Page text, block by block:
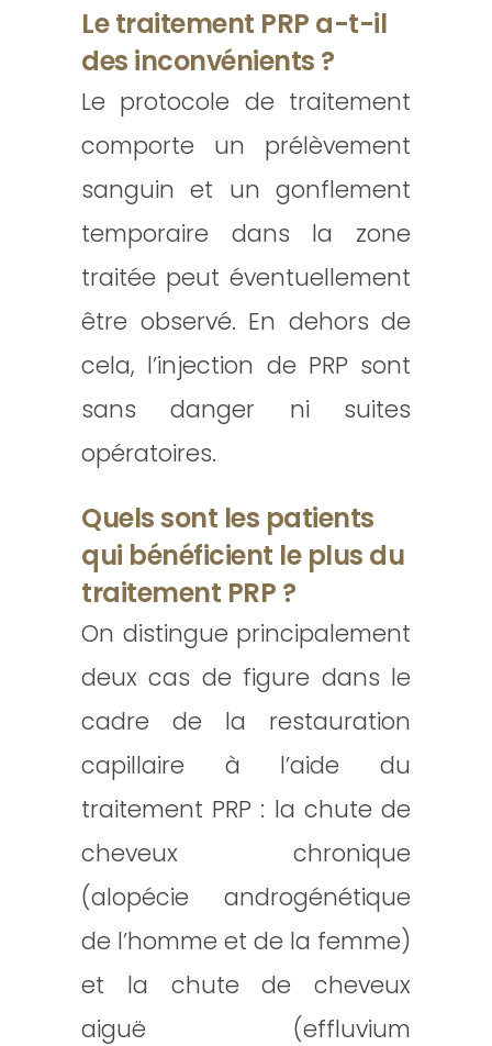
Le traitement PRP a-t-il
des inconvénients ?
Le protocole de traitement
comporte un prélèvement
sanguin et un gonflement
temporaire dans la zone
traitée peut éventuellement
être observé. En dehors de
cela, l’injection de PRP sont
sans danger ni suites
opératoires.
Quels sont les patients
qui bénéficient le plus du
traitement PRP ?
On distingue principalement
deux cas de figure dans le
cadre de la restauration
capillaire à l’aide du
traitement PRP : la chute de
cheveux chronique
(alopécie androgénétique
de l’homme et de la femme)
et la chute de cheveux
aiguë (effluvium